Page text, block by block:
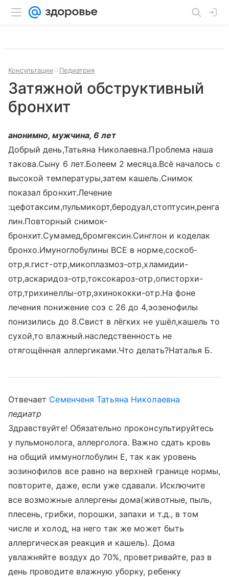
Консультации Педиатрия
Затяжной обструктивный
бронхит
анонимно, мужчина, 6 лет
Добрый день,Татьяна Николаевна.Проблема наша
такова.Сыну 6 лет.Болеем 2 месяца.Всё началось с
высокой температуры,затем кашель.Снимок
показал бронхит.Лечение
:цефотаксим,пульмикорт,беродуал,стоптусин,ренга
лин.Повторный снимок-
бронхит.Сумамед,бромгексин.Синглон и коделак
бронхо.Имуноглобулины ВСЕ в норме,соскоб-
отр,я.гист-отр,микоплазмоз-отр,хламидии-
отр,аскаридоз-отр,токсокароз-отр,описторхи-
отр,трихинеллы-отр,эхинококки-отр.На фоне
лечения понижение соэ с 26 до 4,эозенофилы
понизились до 8.Свист в лёгких не ушёл,кашель то
сухой,то влажный.наследственность не
отягощённая аллергиками.Что делать?Наталья Б.
Отвечает Семенченя Татьяна Николаевна
педиатр
Здравствуйте! Обязательно проконсультируйтесь
у пульмонолога, аллерголога. Важно сдать кровь
на общий иммуноглобулин Е, так как уровень
эозинофилов все равно на верхней границе нормы,
повторите, даже, если уже сдавали. Исключите
все возможные аллергены дома(животные, пыль,
плесень, грибки, порошки, запахи и т.д., в том
числе и холод, на него так же может быть
аллергическая реакция и кашель). Дома
увлажняйте воздух до 70%, проветривайте, раз в
день проводите влажную уборку, ребенку